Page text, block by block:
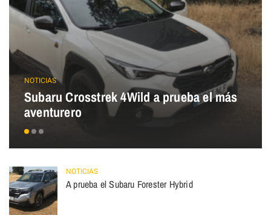
NOTICIAS
Subaru Crosstrek 4Wild a prueba el más
aventurero
NOTICIAS
A prueba el Subaru Forester Hybrid